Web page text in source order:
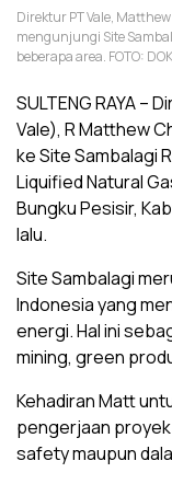
Direktur PT Vale,
mengunjungi Site
beberapa area. FOTO:
SULTENG RAYA –
Vale), R Matthew
ke Site Sambalagi
Liquified Natural
Bungku Pesisir,
lalu.
Site Sambalagi
Indonesia yang
energi. Hal ini
mining, green
Kehadiran Matt
pengerjaan
safety maupun